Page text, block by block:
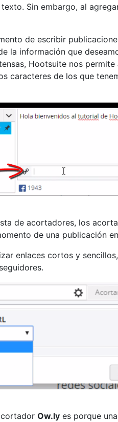
Sin embargo, al
de escribir
la información que
Hootsuite nos permite
caracteres de los que
de acortadores, los
de una publicación
enlaces cortos y
Ow.lyes porque